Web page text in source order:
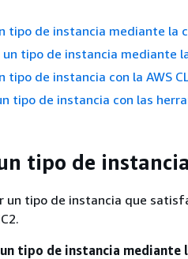
tipo de instancia mediante la
un tipo de instancia mediante la
tipo de instancia con la AWS
tipo de instancia con las
tipo de
un tipo de instancia que
tipo de instancia mediante